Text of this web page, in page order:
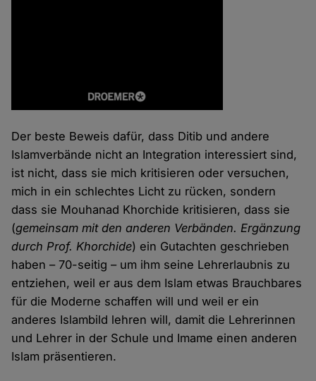
Der beste Beweis dafür, dass Ditib und andere
Islamverbände nicht an Integration interessiert sind,
ist nicht, dass sie mich kritisieren oder versuchen,
mich in ein schlechtes Licht zu rücken, sondern
dass sie Mouhanad Khorchide kritisieren, dass sie
(gemeinsam mit den anderen Verbänden. Ergänzung
durch Prof. Khorchide) ein Gutachten geschrieben
haben – 70-seitig – um ihm seine Lehrerlaubnis zu
entziehen, weil er aus dem Islam etwas Brauchbares
für die Moderne schaffen will und weil er ein
anderes Islambild lehren will, damit die Lehrerinnen
und Lehrer in der Schule und Imame einen anderen
Islam präsentieren.